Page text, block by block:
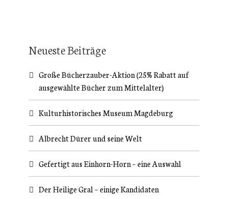
Neueste Beiträge
Große Bücherzauber-Aktion (25% Rabatt auf
ausgewählte Bücher zum Mittelalter)
Kulturhistorisches Museum Magdeburg
Albrecht Dürer und seine Welt
Gefertigt aus Einhorn-Horn – eine Auswahl
Der Heilige Gral – einige Kandidaten